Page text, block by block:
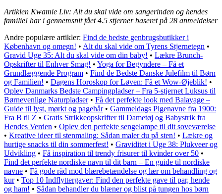
Artiklen Kwamie Liv: Alt du skal vide om sangerinden og hendes
familie! har i gennemsnit fået4.5 stjerner baseret på 28 anmeldelser
Andre populære artikler: Find de bedste genbrugsbutikker i
København og omegn! • Alt du skal vide om Tyrens Stjernetegn •
Gravid Uge 35: Alt du skal vide om din baby! • Lækre Brunch-
Opskrifter til Enhver Smag! • Yoga for Begyndere – Få et
Grundlæggende Program • Find de Bedste Danske Julefilm til Børn
og Familien! • Dagens Horoskop for Løven: Få et Wow-Øjeblik! •
Oplev Danmarks Bedste Campingpladser – Fra 5-stjernet Luksus til
Børnevenlige Naturpladser• Få det perfekte look med Balayage –
Guide til lyst, mørkt og pagehår• Gammeldags Pigenavne fra 1900:
Fra B til Z • Gratis Strikkeopskrifter til Dametøj og Babystrik fra
Hendes Verden • Oplev den perfekte sengelampe til dit soveværelse
• Kreative ideer til stenmaling: Sådan maler du på sten! • Lækre og
hurtige snacks til din sommerfest! • Graviditet i Uge 38: Plukveer og
Udvikling • Få inspiration til trendy frisurer til kvinder over 50 •
Find det perfekte nordiske navn til dit barn – En guide til nordiske
navne • Få gode råd mod blærebetændelse og lær om behandling og
kur• Top 10 Indflyttergaver: Find den perfekte gave til par, hende
og ham! • Sådan behandler du blæner og blist på tungen hos børn